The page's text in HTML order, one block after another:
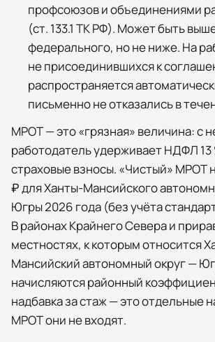
профсоюзов и объединениями
(ст. 133.1 ТК РФ). Может быть
федерального, но не ниже. На
не присоединившихся к
распространяется
письменно не отказались в
МРОТ — это «грязная» величина: с
работодатель удерживает НДФЛ 13
страховые взносы. «Чистый» МРОТ
₽дляХанты-Мансийского
Югры2026 года (без учёта
В районах Крайнего Севера и
местностях, к которым относится
Мансийский автономный округ —
начисляются районный
надбавка за стаж — это отдельные
МРОТ они не входят.